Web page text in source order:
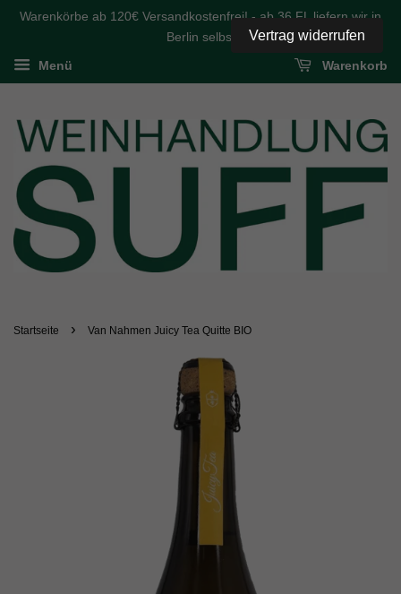
Warenkörbe ab 120€ Versandkostenfrei! - ab 36 FL liefern wir in
Berlin selbst
Menü Warenkorb
Startseite › Van Nahmen Juicy Tea Quitte BIO
Vertrag widerrufen